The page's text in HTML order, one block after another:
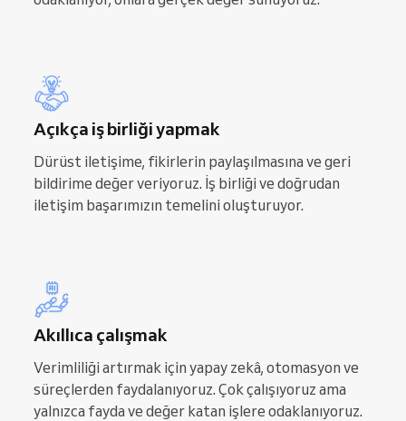
Açıkça iş birliği yapmak
Dürüst iletişime, fikirlerin paylaşılmasına ve geri
bildirime değer veriyoruz. İş birliği ve doğrudan
iletişim başarımızın temelini oluşturuyor.
Akıllıca çalışmak
Verimliliği artırmak için yapay zekâ, otomasyon ve
süreçlerden faydalanıyoruz. Çok çalışıyoruz ama
yalnızca fayda ve değer katan işlere odaklanıyoruz.